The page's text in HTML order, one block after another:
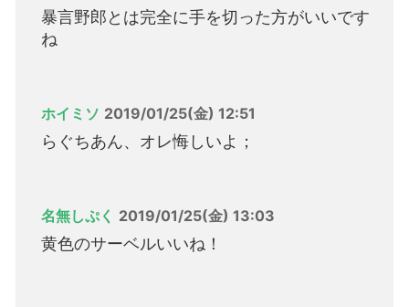
暴言野郎とは完全に手を切った方がいいです
ね
ホイミソ 2019/01/25(金) 12:51
らぐちあん、オレ悔しいよ；
名無しぷく 2019/01/25(金) 13:03
黄色のサーベルいいね！